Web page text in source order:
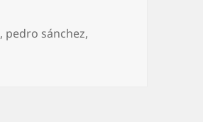
, pedro sánchez,